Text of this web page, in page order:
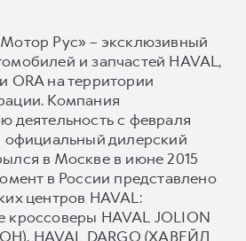
Рус» – эксклюзивный
и запчастей HAVAL,
ORA на территории
Компания
деятельность с февраля
официальный дилерский
в Москве в июне 2015
в России представлено
центров HAVAL:
кроссоверы HAVAL JOLION
HAVAL DARGO (ХАВЕЙЛ